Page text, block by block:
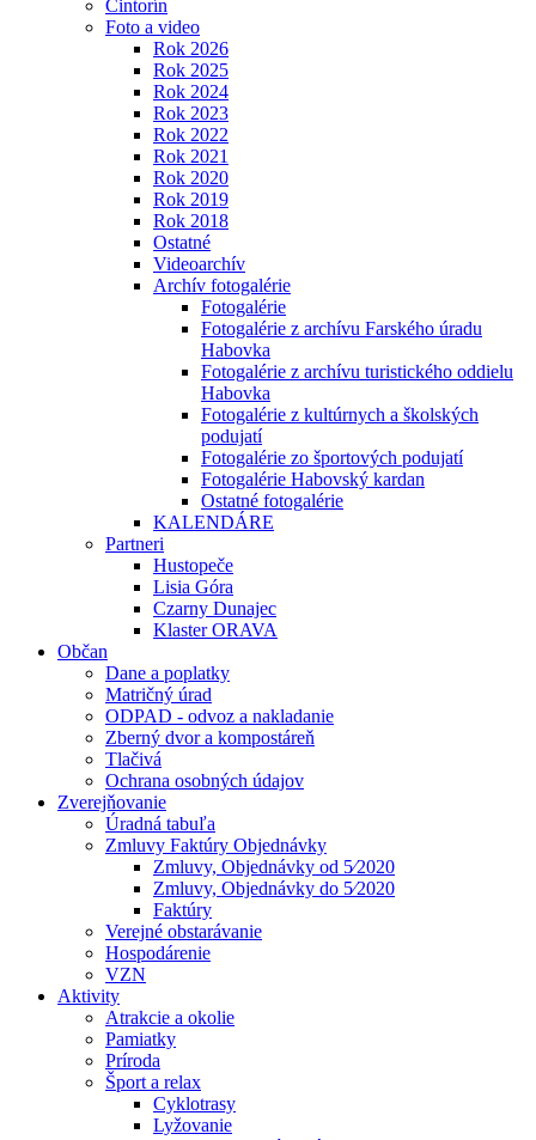
Cintorín
Foto a video
Rok 2026
Rok 2025
Rok 2024
Rok 2023
Rok 2022
Rok 2021
Rok 2020
Rok 2019
Rok 2018
Ostatné
Videoarchív
Archív fotogalérie
Fotogalérie
Fotogalérie z archívu Farského úradu
Habovka
Fotogalérie z archívu turistického oddielu
Habovka
Fotogalérie z kultúrnych a školských
podujatí
Fotogalérie zo športových podujatí
Fotogalérie Habovský kardan
Ostatné fotogalérie
KALENDÁRE
Partneri
Hustopeče
Lisia Góra
Czarny Dunajec
Klaster ORAVA
Občan
Dane a poplatky
Matričný úrad
ODPAD - odvoz a nakladanie
Zberný dvor a kompostáreň
Tlačivá
Ochrana osobných údajov
Zverejňovanie
Úradná tabuľa
Zmluvy Faktúry Objednávky
Zmluvy, Objednávky od 5⁄2020
Zmluvy, Objednávky do 5⁄2020
Faktúry
Verejné obstarávanie
Hospodárenie
VZN
Aktivity
Atrakcie a okolie
Pamiatky
Príroda
Šport a relax
Cyklotrasy
Lyžovanie